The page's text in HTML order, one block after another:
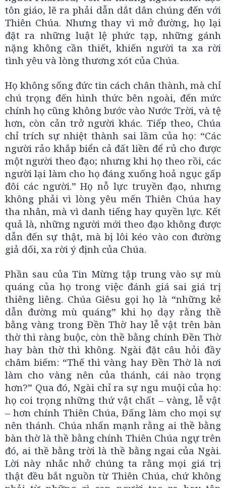
tôn giáo, lẽ ra phải dẫn dắt dân chúng đến với
Thiên Chúa. Nhưng thay vì mở đường, họ lại
đặt ra những luật lệ phức tạp, những gánh
nặng không cần thiết, khiến người ta xa rời
tình yêu và lòng thương xót của Chúa.
Họ không sống đức tin cách chân thành, mà chỉ
chú trọng đến hình thức bên ngoài, đến mức
chính họ cũng không bước vào Nước Trời, và tệ
hơn, còn cản trở người khác. Tiếp theo, Chúa
chỉ trích sự nhiệt thành sai lầm của họ: “Các
người rảo khắp biển cả đất liền để rủ cho được
một người theo đạo; nhưng khi họ theo rồi, các
người lại làm cho họ đáng xuống hoả ngục gấp
đôi các người.” Họ nỗ lực truyền đạo, nhưng
không phải vì lòng yêu mến Thiên Chúa hay
tha nhân, mà vì danh tiếng hay quyền lực. Kết
quả là, những người mới theo đạo không được
dẫn đến sự thật, mà bị lôi kéo vào con đường
giả dối, xa rời ý định của Chúa.
Phần sau của Tin Mừng tập trung vào sự mù
quáng của họ trong việc đánh giá sai giá trị
thiêng liêng. Chúa Giêsu gọi họ là “những kẻ
dẫn đường mù quáng” khi họ dạy rằng thề
bằng vàng trong Đền Thờ hay lễ vật trên bàn
thờ thì ràng buộc, còn thề bằng chính Đền Thờ
hay bàn thờ thì không. Ngài đặt câu hỏi đầy
châm biếm: “Thế thì vàng hay Đền Thờ là nơi
làm cho vàng nên của thánh, cái nào trọng
hơn?” Qua đó, Ngài chỉ ra sự ngu muội của họ:
họ coi trọng những thứ vật chất – vàng, lễ vật
– hơn chính Thiên Chúa, Đấng làm cho mọi sự
nên thánh. Chúa nhấn mạnh rằng ai thề bằng
bàn thờ là thề bằng chính Thiên Chúa ngự trên
đó, ai thề bằng trời là thề bằng ngai của Ngài.
Lời này nhắc nhở chúng ta rằng mọi giá trị
thật đều bắt nguồn từ Thiên Chúa, chứ không